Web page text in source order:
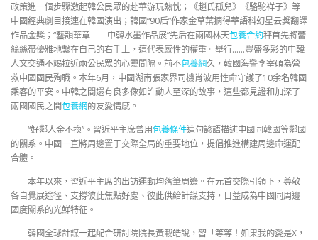
政策進一個步驟激起韓公民眾的赴華游玩熱忱；《趙氏孤兒》《駱駝祥子》等
中國經典劇目接連在韓國演出；韓國“90后”作家金草葉摘得華語科幻星云獎翻譯
作品金獎；“藝韻華章——中韓水墨作品展”先后在兩國林天包養合約秤首先將蕾
絲絲帶優雅地繫在自己的右手上，這代表感性的權重。舉行……豐盛多彩的中韓
人文交通不竭拉近兩公民眾的心靈間隔。前不包養網久，韓國海警李宰碩為營
救中國國民殉職。本年6月，中國湖南張家界司機肖波用性命守護了10余名韓國
乘客的平安。中韓之間還有良多像如許動人至深的故事，這些都見證和加深了
兩國國民之間包養網的友愛情感。
“好鄰人金不換”。習近平主席曾用包養條件這句諺語描述中國同韓國等鄰國
的關系。中國一直將周邊置于交際全局的重要地位，提倡推進構建周邊命運配
合體。
本年以來，習近平主席的出訪運動均落筆周邊。在元首交際引領下，尊敬
各自覺展途徑、支撐彼此焦點好處、彼此供給計謀支持，日益成為中國同周邊
國度關系的光鮮特征。
韓國全球計謀一起配合研討院院長黃載皓說，習「等等！如果我的愛是X，